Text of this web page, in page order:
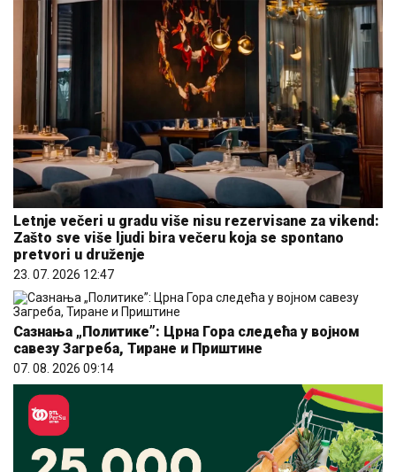
Letnje večeri u gradu više nisu rezervisane za vikend:
Zašto sve više ljudi bira večeru koja se spontano
pretvori u druženje
23. 07. 2026 12:47
Сазнања „Политике”: Црна Гора следећа у војном
савезу Загреба, Тиране и Приштине
07. 08. 2026 09:14